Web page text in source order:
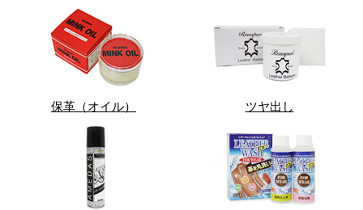
保革（オイル） ツヤ出し